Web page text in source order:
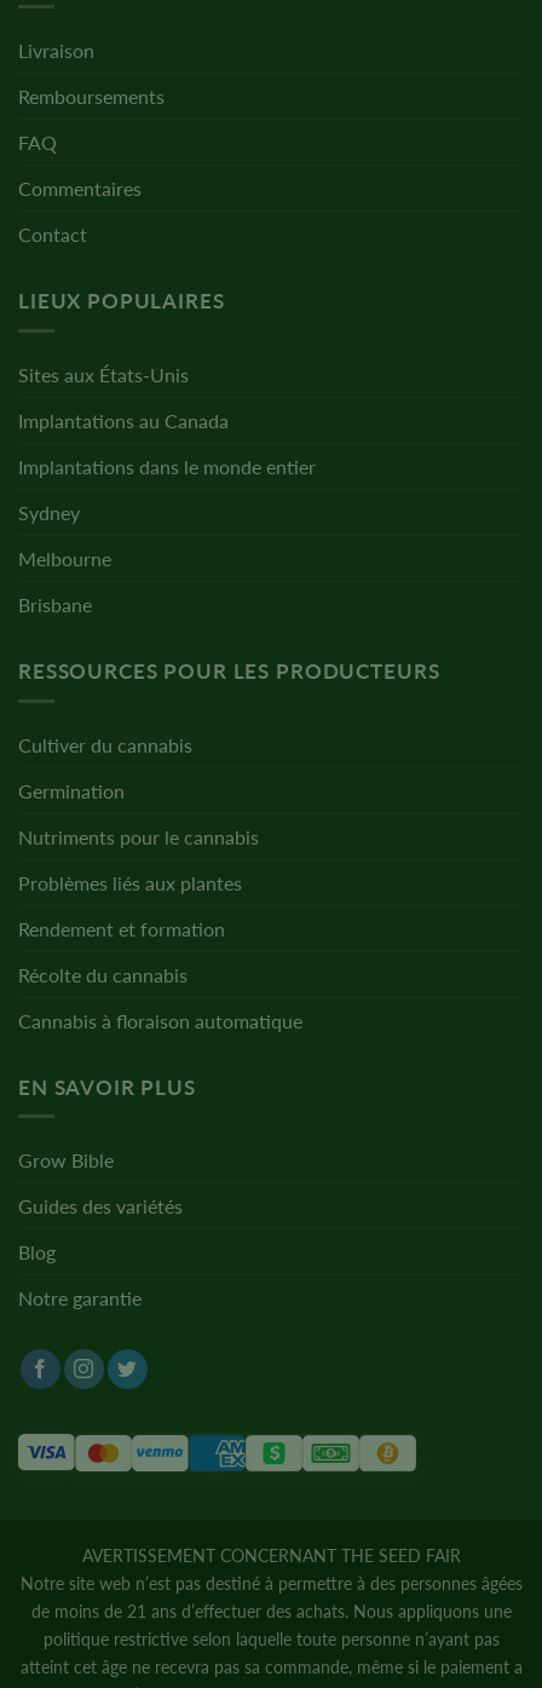
Livraison
Remboursements
FAQ
Commentaires
Contact
LIEUX POPULAIRES
Sites aux États-Unis
Implantations au Canada
Implantations dans le monde entier
Sydney
Melbourne
Brisbane
RESSOURCES POUR LES PRODUCTEURS
Cultiver du cannabis
Germination
Nutriments pour le cannabis
Problèmes liés aux plantes
Rendement et formation
Récolte du cannabis
Cannabis à floraison automatique
EN SAVOIR PLUS
Grow Bible
Guides des variétés
Blog
Notre garantie
AVERTISSEMENT CONCERNANT THE SEED FAIR
Notre site web n’est pas destiné à permettre à des personnes âgées
de moins de 21 ans d’effectuer des achats. Nous appliquons une
politique restrictive selon laquelle toute personne n’ayant pas
atteint cet âge ne recevra pas sa commande, même si le paiement a